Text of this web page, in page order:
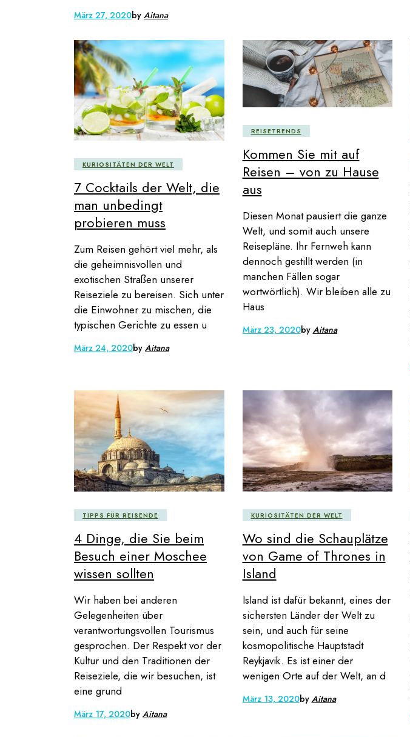
März 27, 2020by Aitana
KURIOSITÄTEN DER WELT
7 Cocktails der Welt, die
man unbedingt
probieren muss
Zum Reisen gehört viel mehr, als
die geheimnisvollen und
exotischen Straßen unserer
Reiseziele zu bereisen. Sich unter
die Einwohner zu mischen, die
typischen Gerichte zu essen u
März 24, 2020by Aitana
REISETRENDS
Kommen Sie mit auf
Reisen – von zu Hause
aus
Diesen Monat pausiert die ganze
Welt, und somit auch unsere
Reisepläne. Ihr Fernweh kann
dennoch gestillt werden (in
manchen Fällen sogar
wortwörtlich). Wir bleiben alle zu
Haus
März 23, 2020by Aitana
TIPPS FÜR REISENDE
4 Dinge, die Sie beim
Besuch einer Moschee
wissen sollten
Wir haben bei anderen
Gelegenheiten über
verantwortungsvollen Tourismus
gesprochen. Der Respekt vor der
Kultur und den Traditionen der
Reiseziele, die wir besuchen, ist
eine grund
März 17, 2020by Aitana
KURIOSITÄTEN DER WELT
Wo sind die Schauplätze
von Game of Thrones in
Island
Island ist dafür bekannt, eines der
sichersten Länder der Welt zu
sein, und auch für seine
kosmopolitische Hauptstadt
Reykjavik. Es ist einer der
wenigen Orte auf der Welt, an d
März 13, 2020by Aitana